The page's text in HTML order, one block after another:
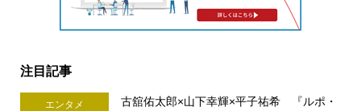
注目記事
エンタメ
古舘佑太郎×山下幸輝×平子祐希 『ルポ・